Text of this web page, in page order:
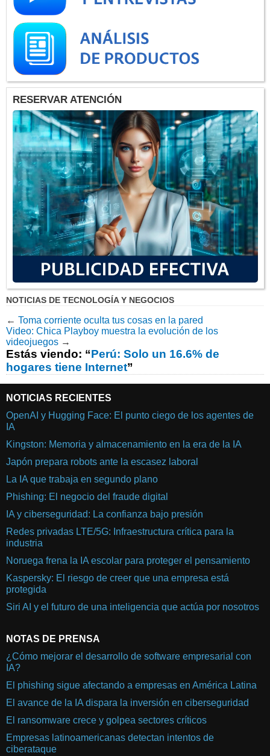
RESERVAR ATENCIÓN
NOTICIAS DE TECNOLOGÍA Y NEGOCIOS
← Toma corriente oculta tus cosas en la pared
Video: Chica Playboy muestra la evolución de los
videojuegos →
Estás viendo: “Perú: Solo un 16.6% de
hogares tiene Internet”
NOTICIAS RECIENTES
OpenAI y Hugging Face: El punto ciego de los agentes de
IA
Kingston: Memoria y almacenamiento en la era de la IA
Japón prepara robots ante la escasez laboral
La IA que trabaja en segundo plano
Phishing: El negocio del fraude digital
IA y ciberseguridad: La confianza bajo presión
Redes privadas LTE/5G: Infraestructura crítica para la
industria
Noruega frena la IA escolar para proteger el pensamiento
Kaspersky: El riesgo de creer que una empresa está
protegida
Siri AI y el futuro de una inteligencia que actúa por nosotros
NOTAS DE PRENSA
¿Cómo mejorar el desarrollo de software empresarial con
IA?
El phishing sigue afectando a empresas en América Latina
El avance de la IA dispara la inversión en ciberseguridad
El ransomware crece y golpea sectores críticos
Empresas latinoamericanas detectan intentos de
ciberataque